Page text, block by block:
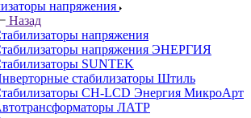
напряжения
Назад
напряжения
напряжения ЭНЕРГИЯ
SUNTEK
стабилизаторы Штиль
СН-LCD Энepгия МикроАрт
ЛАТР